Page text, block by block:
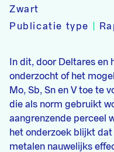
Zwart
Publicatie type
In dit, door Deltares
onderzocht of het
Mo, Sb, Sn en V toe te
die als norm gebruikt
aangrenzende perceel
het onderzoek blijkt
metalen nauwelijks